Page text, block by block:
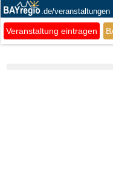
.de/veranstaltungen
Veranstaltung eintragen